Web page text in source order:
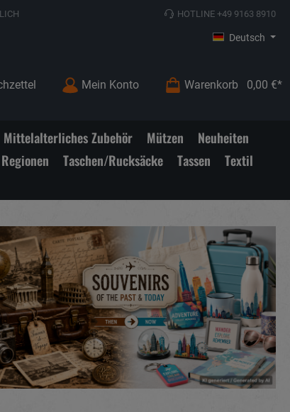
HOTLINE +49 9163 8910
Deutsch
Mein Konto Warenkorb 0,00 €*
Mittelalterliches Zubehör Mützen
Neuheiten
Taschen/Rucksäcke Tassen
Textil